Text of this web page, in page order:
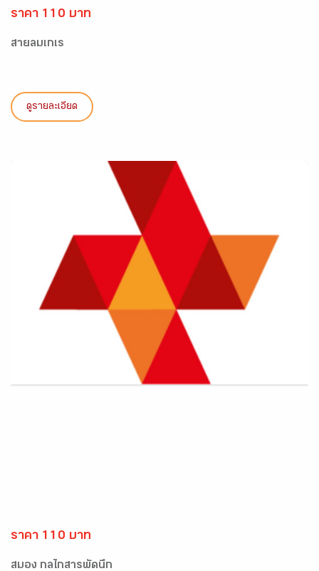
ราคา 110 บาท
สายลมเกเร
ดูรายละเอียด
ราคา 110 บาท
สมอง กลไกสารพัดนึก